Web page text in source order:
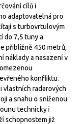
cílů i
adaptovatelná pro
s turbovrtulovým
do 7,5 tuny a
přibližně 450 metrů,
náklady a nasazení v
konfliktu.
vlastních radarových
a snahu o sníženou
technicky i
schopnostem již